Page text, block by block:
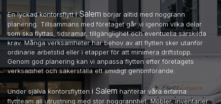
En lyckad kontorsflytti Salem börjar alltid med noggrann
planering. Tillsammans med företaget går vi igenom vilka delar
som ska flyttas, tidsramar, tillgänglighet och eventuella särskilda
krav. Många verksamheter har behov av att flytten sker utanför
ordinarie arbetstid eller i etapper för att minimera driftstopp.
Genom god planering kan vi anpassa flytten efter företagets
verksamhet och säkerställa ett smidigt genomförande.
Under själva kontorsflytten i Salem hanterar våra erfarna
flyttteam all utrustning med stor noggrannhet. Möbler, inventarier